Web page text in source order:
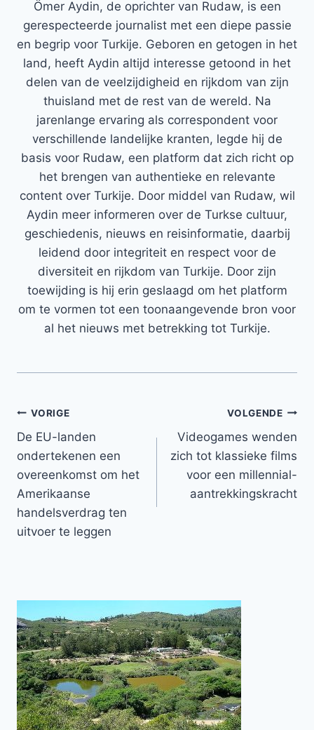
Ömer Aydin, de oprichter van Rudaw, is een
gerespecteerde journalist met een diepe passie
en begrip voor Turkije. Geboren en getogen in het
land, heeft Aydin altijd interesse getoond in het
delen van de veelzijdigheid en rijkdom van zijn
thuisland met de rest van de wereld. Na
jarenlange ervaring als correspondent voor
verschillende landelijke kranten, legde hij de
basis voor Rudaw, een platform dat zich richt op
het brengen van authentieke en relevante
content over Turkije. Door middel van Rudaw, wil
Aydin meer informeren over de Turkse cultuur,
geschiedenis, nieuws en reisinformatie, daarbij
leidend door integriteit en respect voor de
diversiteit en rijkdom van Turkije. Door zijn
toewijding is hij erin geslaagd om het platform
om te vormen tot een toonaangevende bron voor
al het nieuws met betrekking tot Turkije.
Bericht
navigatie
VORIGE
De EU-landen
ondertekenen een
overeenkomst om het
Amerikaanse
handelsverdrag ten
uitvoer te leggen
VOLGENDE
Videogames wenden
zich tot klassieke films
voor een millennial-
aantrekkingskracht